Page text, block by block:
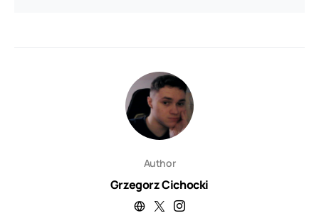
Author
Grzegorz Cichocki